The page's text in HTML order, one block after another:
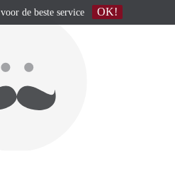
voor de beste service OK!